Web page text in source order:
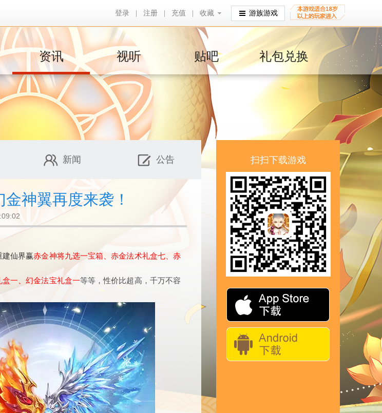
登录 注册 充值 收藏
收藏 游族游戏
资讯 视听 贴吧 礼包兑换
新闻 公告
神翼再度来袭！
建仙界赢赤金神将九选一宝箱、赤金法术礼盒七、赤
一、幻金法宝礼盒一等等，性价比超高，千万不容
扫扫下载游戏